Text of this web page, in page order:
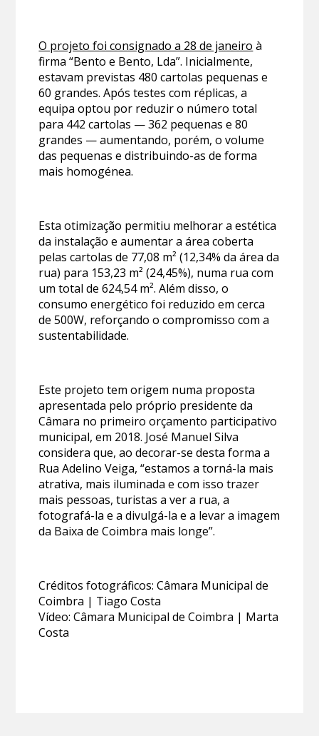
O projeto foi consignado a 28 de janeiro à
firma “Bento e Bento, Lda”. Inicialmente,
estavam previstas 480 cartolas pequenas e
60 grandes. Após testes com réplicas, a
equipa optou por reduzir o número total
para 442 cartolas — 362 pequenas e 80
grandes — aumentando, porém, o volume
das pequenas e distribuindo-as de forma
mais homogénea.
Esta otimização permitiu melhorar a estética
da instalação e aumentar a área coberta
pelas cartolas de 77,08 m² (12,34% da área da
rua) para 153,23 m² (24,45%), numa rua com
um total de 624,54 m². Além disso, o
consumo energético foi reduzido em cerca
de 500W, reforçando o compromisso com a
sustentabilidade.
Este projeto tem origem numa proposta
apresentada pelo próprio presidente da
Câmara no primeiro orçamento participativo
municipal, em 2018. José Manuel Silva
considera que, ao decorar-se desta forma a
Rua Adelino Veiga, “estamos a torná-la mais
atrativa, mais iluminada e com isso trazer
mais pessoas, turistas a ver a rua, a
fotografá-la e a divulgá-la e a levar a imagem
da Baixa de Coimbra mais longe”.
Créditos fotográficos: Câmara Municipal de
Coimbra | Tiago Costa
Vídeo: Câmara Municipal de Coimbra | Marta
Costa